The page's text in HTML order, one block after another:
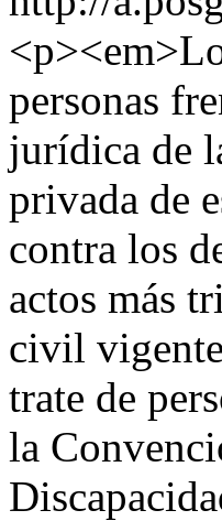
personas
jurídica de
privada de
contra los
actos más
civil
trate de
la